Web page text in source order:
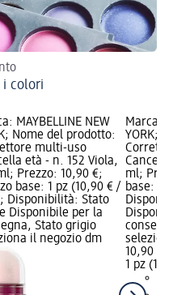
colori
MAYBELLINE NEW
Nome del prodotto:
multi-uso
età - n. 152 Viola,
Prezzo: 10,90 €;
base: 1 pz (10,90 € /
Disponibilità: Stato
Disponibile per la
Stato grigio
il negozio dm
Marca:
YORK;
ml;
base: 1
10,90 €
1 pz